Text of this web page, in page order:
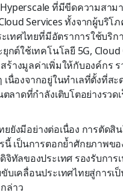
ที่มีขีดความสาม
Services ทั้งจากผู้บริโ
เทศไทยที่มีอัตราการใช้บริ
กต์ใช้เทคโนโลยี 5G,
ร้างมูลค่าเพิ่มให้กับองค์กร
นื่องจากอยู่ในทำเลที่ตั้งที่ส
ลาดที่กำลังเติบโตอย่างรวดเ
ยังมีอย่างต่อเนื่อง การตัดสิ
เป็นการตอกย้ำศักยภาพขอ
ทัลของประเทศ รองรับการ
เคลื่อนประเทศไทยสู่การเ
ล่าว